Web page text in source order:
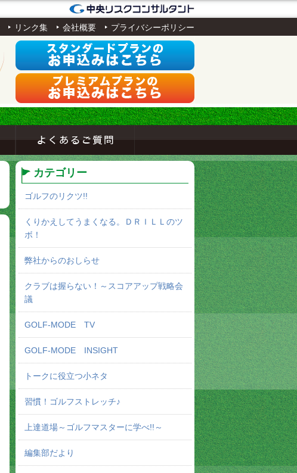
リンク集 会社概要 プライバシーポリシー
カテゴリー
ゴルフのリクツ!!
くりかえしてうまくなる。ＤＲＩＬＬのツ
ボ！
弊社からのおしらせ
クラブは握らない！～スコアアップ戦略会
議
GOLF-MODE TV
GOLF-MODE INSIGHT
トークに役立つ小ネタ
習慣！ゴルフストレッチ♪
上達道場～ゴルフマスターに学べ!!～
編集部だより